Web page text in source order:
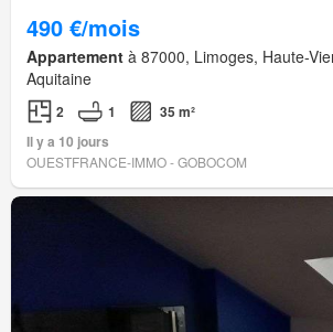
490 €/mois
Appartement à 87000, Limoges, Haute-
Aquitaine
2 1
35 m²
Il y a 10 jours
OUESTFRANCE-IMMO - GOBOCOM